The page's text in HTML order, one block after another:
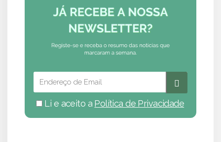
Li e aceito a Política de Privacidade